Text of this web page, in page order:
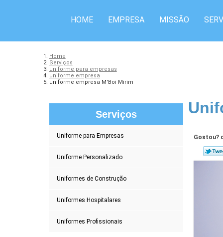
HOME EMPRESA MISSÃO
Home
Serviços
uniforme para empresas
uniforme empresa
uniforme empresa M'Boi Mirim
Serviços
Uniforme para Empresas
Uniforme Personalizado
Uniformes de Construção
Uniformes Hospitalares
Uniformes Profissionais
Gostou?